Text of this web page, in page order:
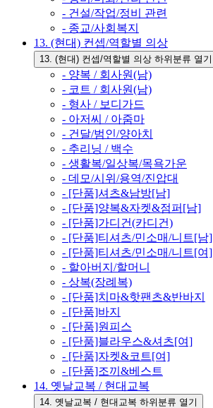
- 건설/작업/정비 관련
- 종교/사회복지
13. (현대) 컨셉/역할별 의상
13. (현대) 컨셉/역할별 의상 하위분류 열기
- 양복 / 회사원(남)
- 코트 / 회사원(남)
- 형사 / 보디가드
- 아저씨 / 아줌마
- 건달/범인/양아치
- 추리닝 / 백수
- 생활복/일상복/목욕가운
- 데모/시위/용역/진압대
- [단품]셔츠&남방[남]
- [단품]양복&자켓&점퍼[남]
- [단품]가디건(카디건)
- [단품]티셔츠/민소매/니트[남]
- [단품]티셔츠/민소매/니트[여]
- 할아버지/할머니
- 상복(장례복)
- [단품]치마&핫팬츠&반바지
- [단품]바지
- [단품]원피스
- [단품]블라우스&셔츠[여]
- [단품]자켓&코트[여]
- [단품]조끼&베스트
14. 옛날교복 / 현대교복
14. 옛날교복 / 현대교복 하위분류 열기